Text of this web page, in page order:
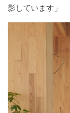
影しています」